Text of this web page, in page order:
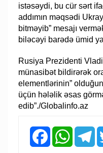
istəsəydi, bu cür sərt
addımın məqsədi
bitməyib” mesajı
biləcəyi barədə ümid
Rusiya Prezidenti
münasibət bildirərək
elementlərinin”
üçün hələlik əsas
edib”./Globalinfo.az
FacebookWhatsApp